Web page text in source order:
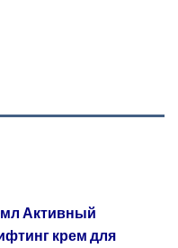
Активный
крем для